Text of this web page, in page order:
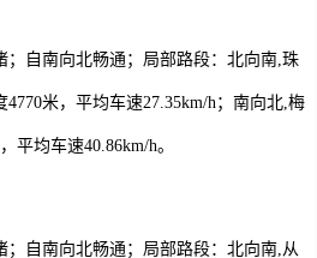
；自南向北畅通；局部路段：北向南,珠
米，平均车速27.35km/h；南向北,梅
平均车速40.86km/h。
；自南向北畅通；局部路段：北向南,从